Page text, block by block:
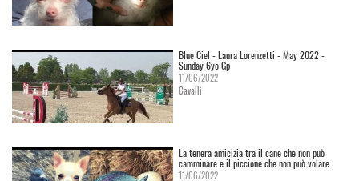
Blue Ciel - Laura Lorenzetti - May 2022 -
Sunday 6yo Gp
11/06/2022
Cavalli
La tenera amicizia tra il cane che non può
camminare e il piccione che non può volare
11/06/2022